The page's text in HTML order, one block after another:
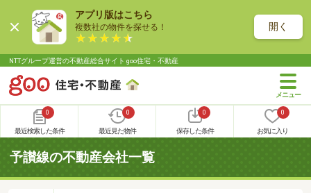
アプリ版はこちら
複数社の物件を探せる！ 開く
NTTグループ運営の不動産総合サイト goo住宅・不動産
0
最近検索した条件
0
最近見た物件
0
保存した条件
0
お気に入り
予讃線の不動産会社一覧